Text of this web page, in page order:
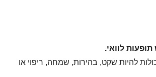
לוואי.
להיות שקט, בהירות, שמחה, ריפוי או